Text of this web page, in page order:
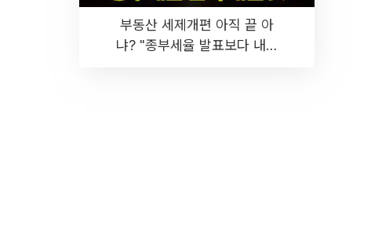
부동산 세제개편 아직 끝 아
냐? "종부세율 발표보다 내릴